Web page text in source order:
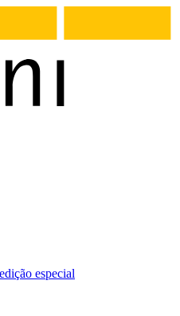
edição especial